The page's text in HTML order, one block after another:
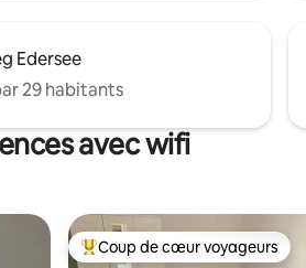
Edersee
29 habitants
avec wifi
Coups de cœur voyageurs les
Coup de cœur voyageurs